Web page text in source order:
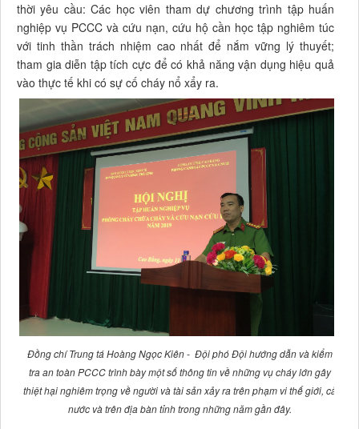
thời yêu cầu: Các học viên tham dự chương trình tập huấn
nghiệp vụ PCCC và cứu nạn, cứu hộ cần học tập nghiêm túc
với tinh thần trách nhiệm cao nhất để nắm vững lý thuyết;
tham gia diễn tập tích cực để có khả năng vận dụng hiệu quả
vào thực tế khi có sự cố cháy nổ xẩy ra.
Đồng chí Trung tá Hoàng Ngọc Kiên - Đội phó Đội hướng dẫn và kiểm
tra an toàn PCCC trình bày một sốthông tin về những vụ cháy lớn gây
thiệt hại nghiêm trọng về người và tài sản xảy ra trên phạm vi thế giới, cả
nước và trên địa bàn tỉnh trong những năm gần đây.